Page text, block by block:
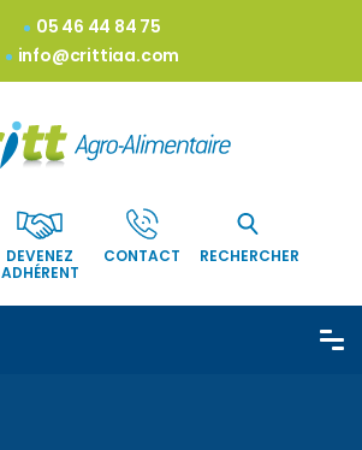
05 46 44 84 75
info@crittiaa.com
DEVENEZ
ADHÉRENT
CONTACT RECHERCHER